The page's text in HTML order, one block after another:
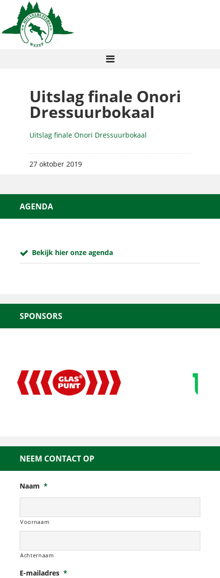
Uitslag finale Onori
Dressuurbokaal
Uitslag finale Onori Dressuurbokaal
27 oktober 2019
AGENDA
Bekijk hier onze agenda
SPONSORS
NEEM CONTACT OP
Naam *
Voornaam
Achternaam
E-mailadres *